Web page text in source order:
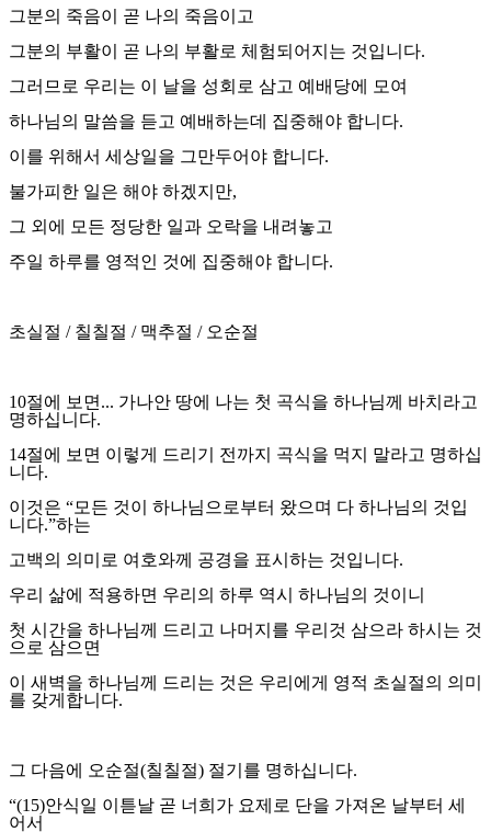
그분의 죽음이 곧 나의 죽음이고
그분의 부활이 곧 나의 부활로 체험되어지는 것입니다.
그러므로 우리는 이 날을 성회로 삼고 예배당에 모여
하나님의 말씀을 듣고 예배하는데 집중해야 합니다.
이를 위해서 세상일을 그만두어야 합니다.
불가피한 일은 해야 하겠지만,
그 외에 모든 정당한 일과 오락을 내려놓고
주일 하루를 영적인 것에 집중해야 합니다.
초실절 / 칠칠절 / 맥추절 / 오순절
10절에 보면 ... 가나안 땅에 나는 첫 곡식을 하나님께 바치라고
명하십니다.
14절에 보면 이렇게 드리기 전까지 곡식을 먹지 말라고 명하십
니다.
이것은 “모든 것이 하나님으로부터 왔으며 다 하나님의 것입
니다.”하는
고백의 의미로 여호와께 공경을 표시하는 것입니다.
우리 삶에 적용하면 우리의 하루 역시 하나님의 것이니
첫 시간을 하나님께 드리고 나머지를 우리것 삼으라 하시는 것
으로 삼으면
이 새벽을 하나님께 드리는 것은 우리에게 영적 초실절의 의미
를 갖게합니다.
그 다음에 오순절(칠칠절) 절기를 명하십니다.
“(15)안식일 이튿날 곧 너희가 요제로 단을 가져온 날부터 세
어서